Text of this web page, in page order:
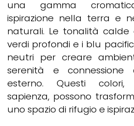
una gamma
ispirazione nella terra e
naturali. Le tonalità
verdi profondi e i blu
neutri per creare
serenità e connessione
esterno. Questi
sapienza, possono
uno spazio di rifugio e